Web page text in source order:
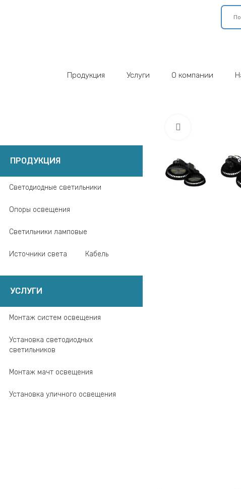
Продукция Услуги О компании
ПРОДУКЦИЯ
Светодиодные светильники
Опоры освещения
Светильники ламповые
Источники света Кабель
УСЛУГИ
Монтаж систем освещения
Установка светодиодных
светильников
Монтаж мачт освещения
Установка уличного освещения